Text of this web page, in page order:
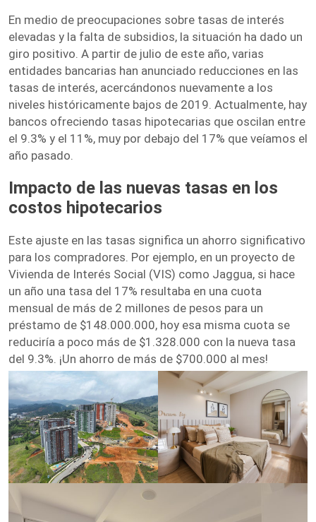
En medio de preocupaciones sobre tasas de interés
elevadas y la falta de subsidios, la situación ha dado un
giro positivo. A partir de julio de este año, varias
entidades bancarias han anunciado reducciones en las
tasas de interés, acercándonos nuevamente a los
niveles históricamente bajos de 2019. Actualmente, hay
bancos ofreciendo tasas hipotecarias que oscilan entre
el 9.3% y el 11%, muy por debajo del 17% que veíamos el
año pasado.
Impacto de las nuevas tasas en los
costos hipotecarios
Este ajuste en las tasas significa un ahorro significativo
para los compradores. Por ejemplo, en un proyecto de
Vivienda de Interés Social (VIS) como Jaggua, si hace
un año una tasa del 17% resultaba en una cuota
mensual de más de 2 millones de pesos para un
préstamo de $148.000.000, hoy esa misma cuota se
reduciría a poco más de $1.328.000 con la nueva tasa
del 9.3%. ¡Un ahorro de más de $700.000 al mes!